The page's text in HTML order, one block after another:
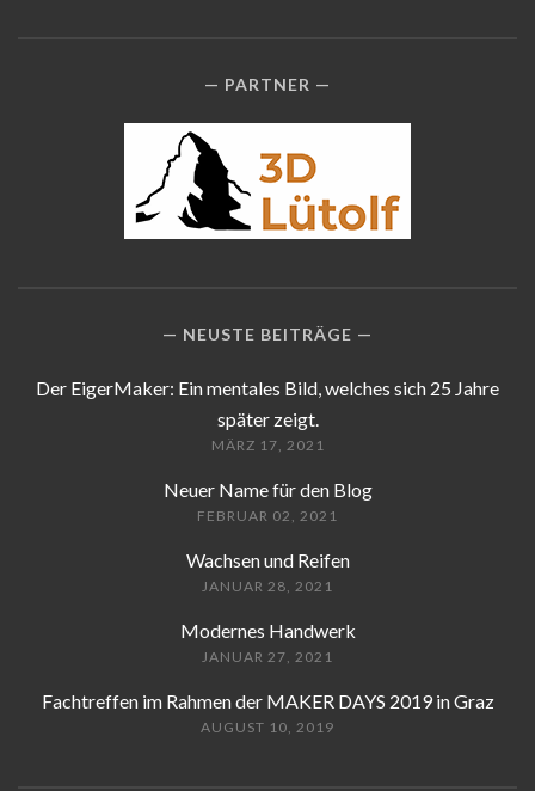
PARTNER
NEUSTE BEITRÄGE
Der EigerMaker: Ein mentales Bild, welches sich 25 Jahre
später zeigt.
MÄRZ 17, 2021
Neuer Name für den Blog
FEBRUAR 02, 2021
Wachsen und Reifen
JANUAR 28, 2021
Modernes Handwerk
JANUAR 27, 2021
Fachtreffen im Rahmen der MAKER DAYS 2019 in Graz
AUGUST 10, 2019